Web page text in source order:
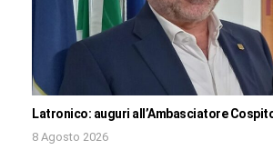
Latronico: auguri all’Ambasciatore
8 Agosto 2026